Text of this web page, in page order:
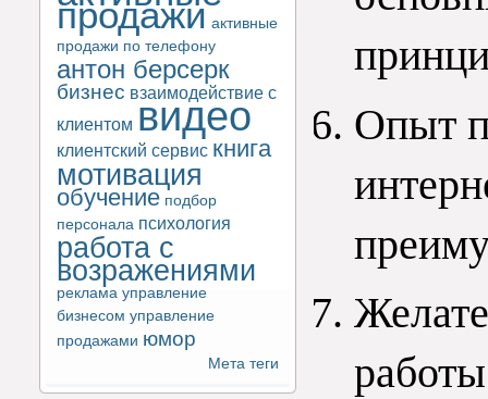
продажи активные
продажи по телефону
антон берсерк
бизнес взаимодействие с
клиентом видео
клиентский сервис книга
мотивация
обучение подбор
персонала психология
работа с
возражениями
реклама управление
бизнесом управление
продажами юмор
Мета теги
Опыт